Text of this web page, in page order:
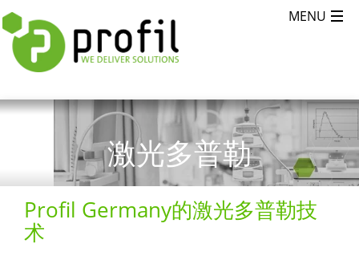
激光多普勒
Profil Germany的激光多普勒技
术